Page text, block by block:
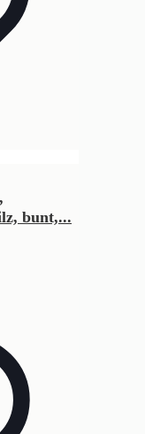
bunt,...